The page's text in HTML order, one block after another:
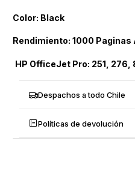
Color: Black
Rendimiento: 1000 Paginas
HP OfficeJet Pro: 251,
Despachos a todo Chile
Políticas de devolución